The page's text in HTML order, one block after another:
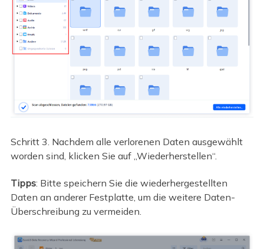
Schritt 3. Nachdem alle verlorenen Daten ausgewählt
worden sind, klicken Sie auf „Wiederherstellen“.
Tipps: Bitte speichern Sie die wiederhergestellten
Daten an anderer Festplatte, um die weitere Daten-
Überschreibung zu vermeiden.